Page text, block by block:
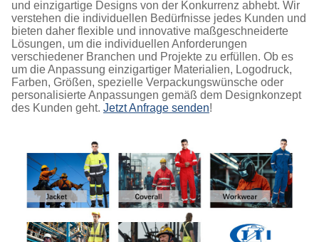
und einzigartige Designs von der Konkurrenz abhebt. Wir
verstehen die individuellen Bedürfnisse jedes Kunden und
bieten daher flexible und innovative maßgeschneiderte
Lösungen, um die individuellen Anforderungen
verschiedener Branchen und Projekte zu erfüllen. Ob es
um die Anpassung einzigartiger Materialien, Logodruck,
Farben, Größen, spezielle Verpackungswünsche oder
personalisierte Anpassungen gemäß dem Designkonzept
des Kunden geht. Jetzt Anfrage senden!